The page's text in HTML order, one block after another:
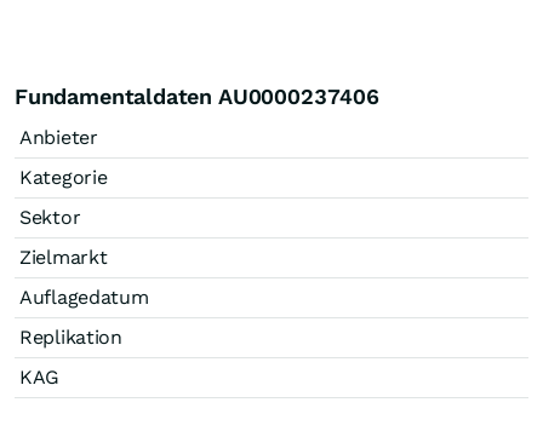
Fundamentaldaten AU0000237406
Anbieter
Kategorie
Sektor
Zielmarkt
Auflagedatum
Replikation
KAG